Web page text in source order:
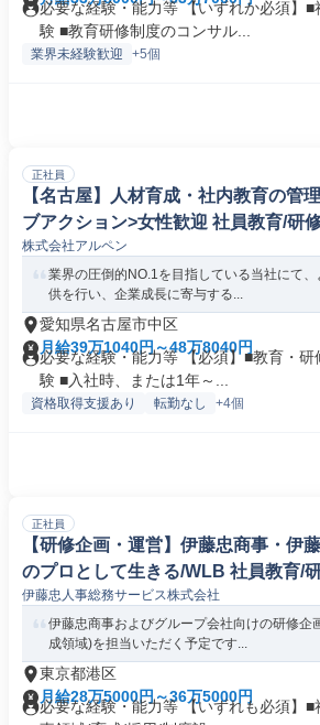
必要な経験・能力等 【いずれか必須】■
験 ■教育研修制度のコンサル...
業界未経験歓迎 +5個
正社員
【名古屋】人材育成・社内教育の管
ブアクション>女性歓迎 社員教育/研
株式会社アルペン
業界の圧倒的NO.1を目指している当社にて
供を行い、企業成長に寄与する...
愛知県名古屋市中区
月給39万1040円～48万8040円
必要な経験・能力等 【必須】■教育・研
験 ■入社時、または1年～...
資格取得支援あり 転勤なし +4個
正社員
【研修企画・運営】伊藤忠商事・伊
のプロとして生きる/WLB 社員教育/
伊藤忠人事総務サービス株式会社
伊藤忠商事およびグループ会社向けの研修企
成領域)を担当いただく予定です...
東京都港区
月給28万5000円～36万5000円
必要な経験・能力等 【いずれも必須】■